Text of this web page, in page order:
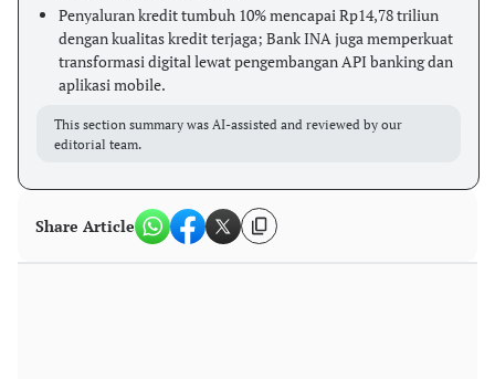
Penyaluran kredit tumbuh 10% mencapai Rp14,78 triliun
dengan kualitas kredit terjaga; Bank INA juga memperkuat
transformasi digital lewat pengembangan API banking dan
aplikasi mobile.
This section summary was AI-assisted and reviewed by our
editorial team.
Share Article